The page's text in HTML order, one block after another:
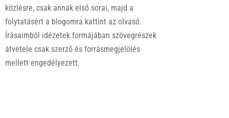
közlésre, csak annak első sorai, majd a
folytatásért a blogomra kattint az olvasó.
Írásaimból idézetek formájában szövegrészek
átvétele csak szerző és forrásmegjelölés
mellett engedélyezett.